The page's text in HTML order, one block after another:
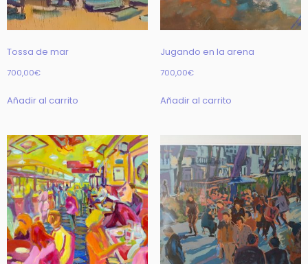
Tossa de mar
700,00€
Añadir al carrito
Jugando en la arena
700,00€
Añadir al carrito